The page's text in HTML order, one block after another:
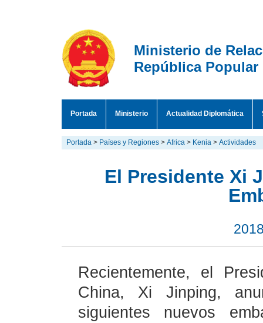
Ministerio de
República Popular
Portada Ministerio Actualidad Diplomática
Portada > Países y Regiones > Africa > Kenia > Actividades
El Presidente Xi
Recientemente, el
China, Xi Jinping,
siguientes nuevos